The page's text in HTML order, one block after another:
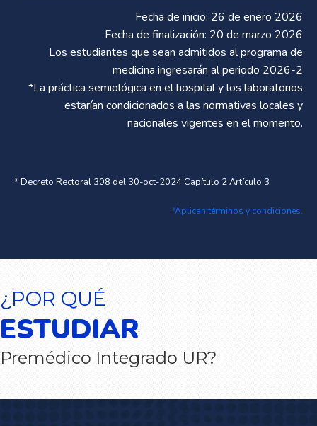
Fecha de inicio: 26 de enero 2026
Fecha de finalización: 20 de marzo 2026
Los estudiantes que sean admitidos al programa de
medicina ingresarán al periodo 2026-2
*La práctica semiológica en el hospital y los laboratorios
estarían condicionados a las normativas locales y
nacionales vigentes en el momento.
* Decreto Rectoral 308 del 30-oct-2024 Capítulo 2 Artículo 3
*Aplican términos y condiciones.
¿POR QUÉ
ESTUDIAR
Premédico Integrado UR?